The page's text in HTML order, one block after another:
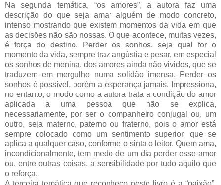
Na segunda temática, “os amores”, a autora faz uma
descrição do que seja amar alguém de modo concreto,
intenso mostrando que existem momentos da vida em que
as decisões não são nossas. O que acontece, muitas vezes,
é força do destino. Perder os sonhos, seja qual for o
momento da vida, sempre traz angústia e pesar, em especial
os sonhos de menina, dos amores ainda não vividos, que se
traduzem em mergulho numa solidão imensa. Perder os
sonhos é possível, porém a esperança jamais. Impressiona,
no entanto, o modo como a autora trata a condição do amor
aplicada a uma pessoa que não se explica,
necessariamente, por ser o companheiro conjugal ou, um
outro, seja materno, paterno ou fraterno, pois o amor está
sempre colocado como um sentimento superior, que se
aplica a qualquer caso, conforme o sinta o leitor. Quem ama,
incondicionalmente, tem medo de um dia perder esse amor
ou, entre outras coisas, a sensibilidade por tudo aquilo que
o reforça.
A terceira temática que reconheço neste livro é a “paixão”,